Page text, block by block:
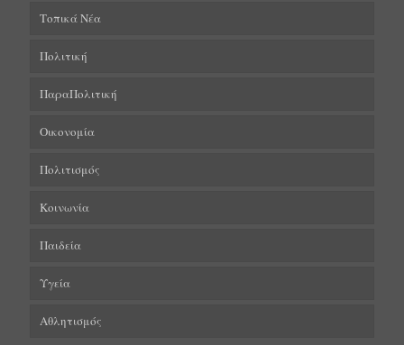
Τοπικά Νέα
Πολιτική
ΠαραΠολιτική
Οικονομία
Πολιτισμός
Κοινωνία
Παιδεία
Υγεία
Αθλητισμός